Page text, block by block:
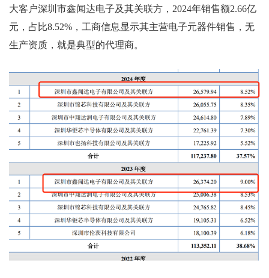
大客户深圳市鑫闻达电子及其关联方，2024年销售额2.66亿
元，占比8.52%，工商信息显示其主营电子元器件销售，无
生产资质，就是典型的代理商。